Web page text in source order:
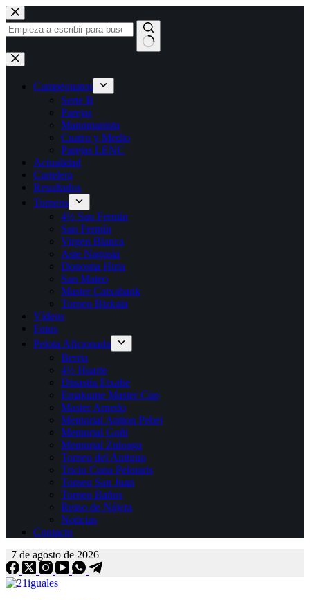
Saltar
al
contenido
Sin
resultados
Campeonatos
Serie B
Parejas
Manomanista
Cuatro y Medio
Parejas LENC
Actualidad
Cartelera
Resultados
Torneos
4½ San Fermín
San Fermín
Virgen Blanca
Aste Nagusia
Donostia Hiria
San Mateo
Master Caixabank
Torneo Bizkaia
Vídeos
Fotos
Pelota Aficionada
Berria
4½ Huarte
Dinastía Etxabe
Emakume Master Cup
Master Arnedo
Memorial Antton Pebet
Memorial Goñi
Memorial Zuloaga
Torneo del Antiguo
Tricio Cuna Pelotaris
Torneo San Juan
Torneo Baños
Reino de Nájera
Noticias
Contacto
7 de agosto de 2026